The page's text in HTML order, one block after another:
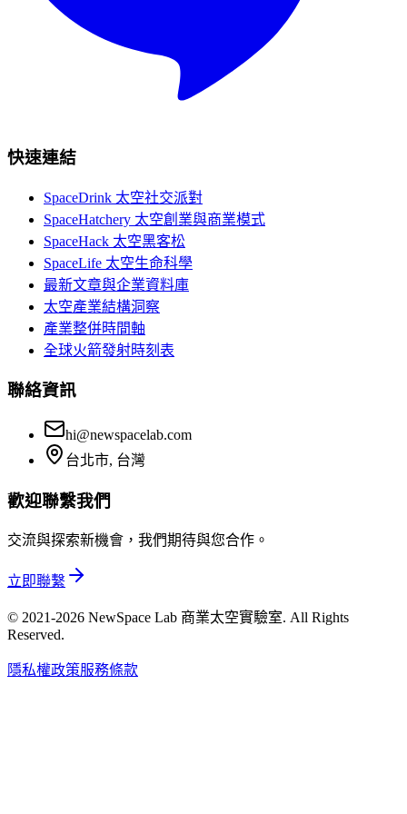
快速連結
SpaceDrink 太空社交派對
SpaceHatchery 太空創業與商業模式
SpaceHack 太空黑客松
SpaceLife 太空生命科學
最新文章與企業資料庫
太空產業結構洞察
產業整併時間軸
全球火箭發射時刻表
聯絡資訊
hi@newspacelab.com
台北市, 台灣
歡迎聯繫我們
交流與探索新機會，我們期待與您合作。
立即聯繫
© 2021-2026 NewSpace Lab 商業太空實驗室. All Rights
Reserved.
隱私權政策服務條款